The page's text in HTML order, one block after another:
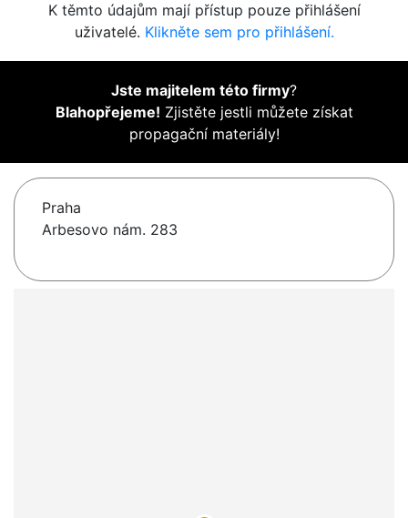
K těmto údajům mají přístup pouze přihlášení
uživatelé. Klikněte sem pro přihlášení.
Jste majitelem této firmy?
Blahopřejeme! Zjistěte jestli můžete získat
propagační materiály!
Praha
Arbesovo nám. 283